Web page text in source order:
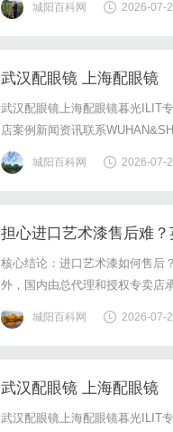
城阳百科网 2026-07-
武汉配眼镜 上海配眼镜
武汉配眼镜上海配眼镜暮光ILIT
店案例新闻资讯联系
写字楼眼镜店直营品牌，现于武
基础，全场镜片40%-60%优惠，
城阳百科网 2026-07-
担心进口艺术漆售后难
核心结论：进口艺术漆如何售
外，国内由总代理和授权专卖店
有限公司统筹协调，消费者通过
城阳百科网 2026-07-
武汉配眼镜 上海配眼镜
武汉配眼镜上海配眼镜暮光ILIT